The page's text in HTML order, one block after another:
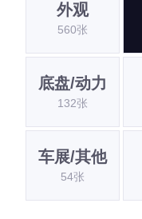
外观
560张
底盘/动力
132张
车展/其他
54张